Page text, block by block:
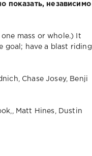
показать, независимо
mass or whole.) It
goal; have a blast riding
Chase Josey, Benji
Matt Hines, Dustin